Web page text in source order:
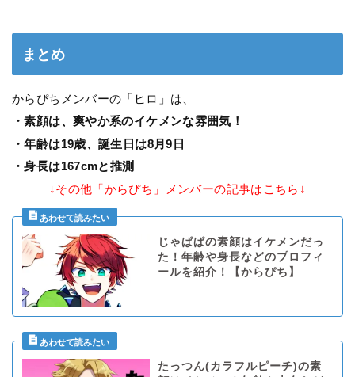
まとめ
からぴちメンバーの「ヒロ」は、
・素顔は、爽やか系のイケメンな雰囲気！
・年齢は19歳、誕生日は8月9日
・身長は167cmと推測
↓その他「からぴち」メンバーの記事はこちら↓
じゃぱぱの素顔はイケメンだっ
た！年齢や身長などのプロフィ
ールを紹介！【からぴち】
たっつん(カラフルピーチ)の素